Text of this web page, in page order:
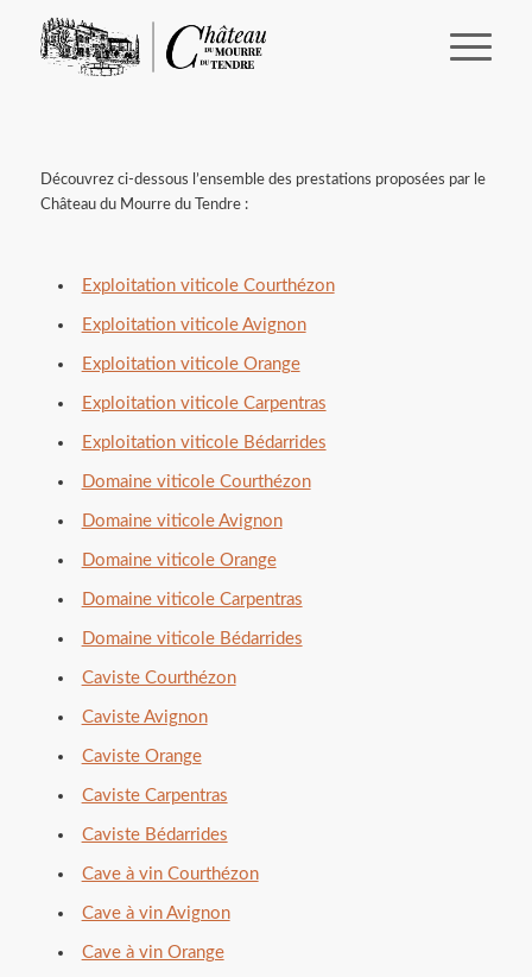
Découvrez ci-dessous l’ensemble des prestations proposées par le
Château du Mourre du Tendre :
Exploitation viticole Courthézon
Exploitation viticole Avignon
Exploitation viticole Orange
Exploitation viticole Carpentras
Exploitation viticole Bédarrides
Domaine viticole Courthézon
Domaine viticole Avignon
Domaine viticole Orange
Domaine viticole Carpentras
Domaine viticole Bédarrides
Caviste Courthézon
Caviste Avignon
Caviste Orange
Caviste Carpentras
Caviste Bédarrides
Cave à vin Courthézon
Cave à vin Avignon
Cave à vin Orange